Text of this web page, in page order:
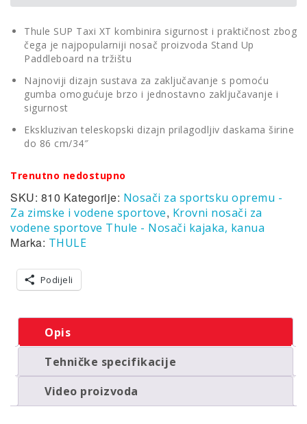
Thule SUP Taxi XT kombinira sigurnost i praktičnost zbog
čega je najpopularniji nosač proizvoda Stand Up
Paddleboard na tržištu
Najnoviji dizajn sustava za zaključavanje s pomoću
gumba omogućuje brzo i jednostavno zaključavanje i
sigurnost
Ekskluzivan teleskopski dizajn prilagodljiv daskama širine
do 86 cm/34″
Trenutno nedostupno
SKU: 810 Kategorije: Nosači za sportsku opremu -
Za zimske i vodene sportove, Krovni nosači za
vodene sportove Thule - Nosači kajaka, kanua
Marka: THULE
Podijeli
Opis
Tehničke specifikacije
Video proizvoda